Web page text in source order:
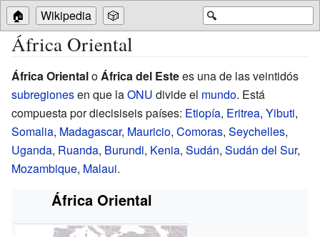
🔍
🏠 Wikipedia 🎲
África Oriental
África Orientalo África del Estees una de las veintidós
subregionesen que laONU divide el mundo. Está
compuesta por diecisiseis países: Etiopía, Eritrea, Yibuti,
Somalia, Madagascar, Mauricio, Comoras, Seychelles,
Uganda, Ruanda, Burundi, Kenia, Sudán, Sudán del Sur,
Mozambique, Malaui.
África Oriental